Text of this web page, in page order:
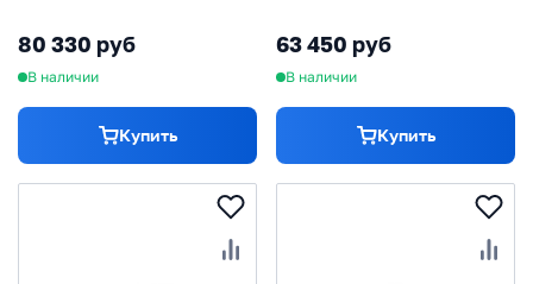
бежевый/черный
80 330 руб
В наличии
Купить
63 450 руб
В наличии
Купить